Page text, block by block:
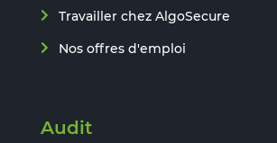
Travailler chez AlgoSecure
Nos offres d'emploi
Audit